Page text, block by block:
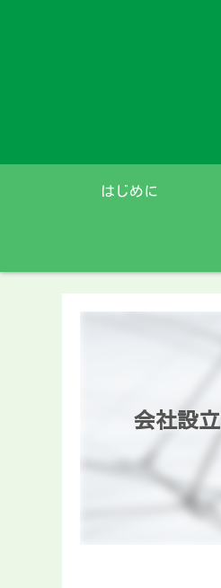
はじめに
会社設立